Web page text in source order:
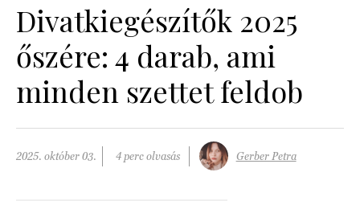
SZÉPSÉG
ÉLETMÓD
Divatkiegészítők 2025
őszére: 4 darab, ami
minden szettet feldob
2025. október 03. 4 perc olvasás Gerber Petra